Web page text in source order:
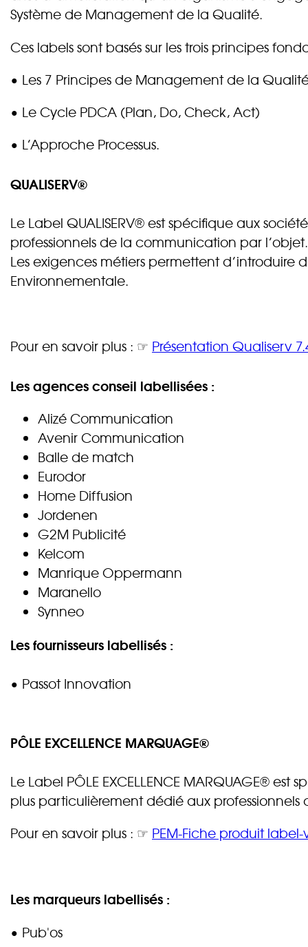
Système de Management de la Qualité.
Ces labels sont basés sur les trois principes
• Les 7 Principes de Management de la
• Le Cycle PDCA (Plan, Do, Check, Act)
• L’Approche Processus.
QUALISERV®
Le Label QUALISERV® est spécifique aux
professionnels de la communication par
Les exigences métiers permettent d’introduire
Environnementale.
Pour en savoir plus : ☞ Présentation Qualiserv
Les agences conseil labellisées :
Alizé Communication
Avenir Communication
Balle de match
Eurodor
Home Diffusion
Jordenen
G2M Publicité
Kelcom
Manrique Oppermann
Maranello
Synneo
Les fournisseurs labellisés :
• Passot Innovation
PÔLE EXCELLENCE MARQUAGE®
Le Label PÔLE EXCELLENCE MARQUAGE®
plus particulièrement dédié aux
Pour en savoir plus : ☞ PEM-Fiche produit label-
Les marqueurs labellisés :
• Pub'os